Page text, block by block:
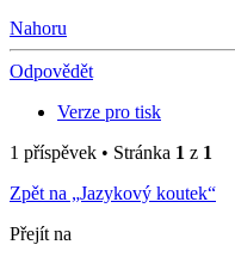
Nahoru
Odpovědět
Verze pro tisk
1 příspěvek • Stránka 1 z 1
Zpět na „Jazykový koutek“
Přejít na